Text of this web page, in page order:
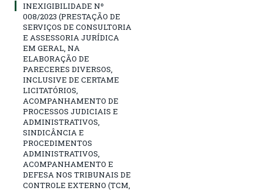
INEXIGIBILIDADE Nº
008/2023 (PRESTAÇÃO DE
SERVIÇOS DE CONSULTORIA
E ASSESSORIA JURÍDICA
EM GERAL, NA
ELABORAÇÃO DE
PARECERES DIVERSOS,
INCLUSIVE DE CERTAME
LICITATÓRIOS,
ACOMPANHAMENTO DE
PROCESSOS JUDICIAIS E
ADMINISTRATIVOS,
SINDICÂNCIA E
PROCEDIMENTOS
ADMINISTRATIVOS,
ACOMPANHAMENTO E
DEFESA NOS TRIBUNAIS DE
CONTROLE EXTERNO (TCM,